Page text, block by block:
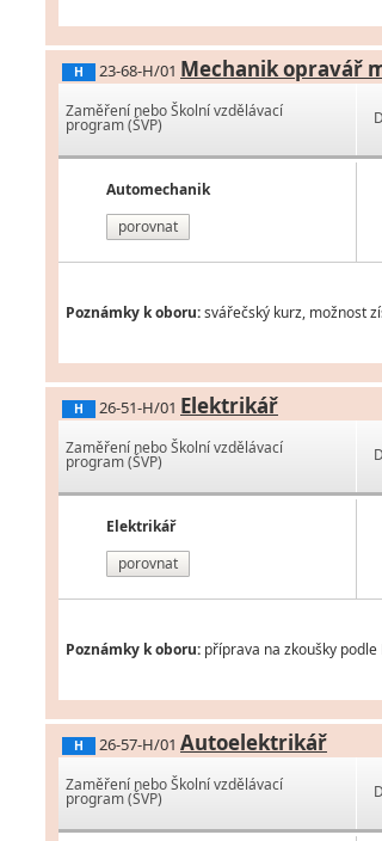
H 23-68-H/01 Mechanik opravář
Zaměření nebo Školní vzdělávací
program (ŠVP)
Automechanik
porovnat
Poznámky k oboru:svářečský kurz, možnost
H 26-51-H/01 Elektrikář
Zaměření nebo Školní vzdělávací
program (ŠVP)
Elektrikář
porovnat
Poznámky k oboru: příprava na zkoušky
H 26-57-H/01 Autoelektrikář
Zaměření nebo Školní vzdělávací
program (ŠVP)